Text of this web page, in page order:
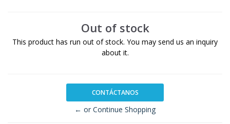
Out of stock
This product has run out of stock. You may send us an inquiry
about it.
CONTÁCTANOS
← or Continue Shopping